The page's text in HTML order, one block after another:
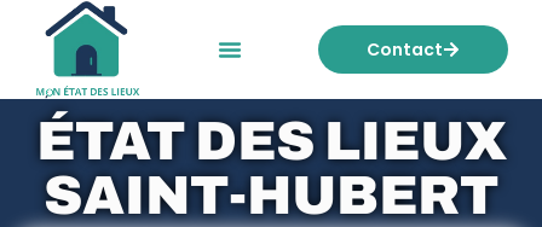
Contact
ÉTAT DES LIEUX
SAINT-HUBERT